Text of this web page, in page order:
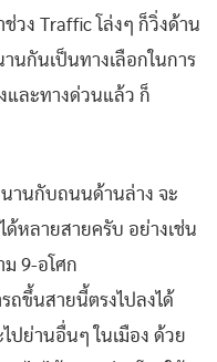
วง Traffic โล่งๆ ก็วิ่งด้าน
นกันเป็นทางเลือกในการ
และทางด่วนแล้ว ก็
านกับถนนด้านล่าง จะ
ด้หลายสายครับ อย่างเช่น
ม 9-อโศก
ถขึ้นสายนี้ตรงไปลงได้
ปย่านอื่นๆ ในเมือง ด้วย